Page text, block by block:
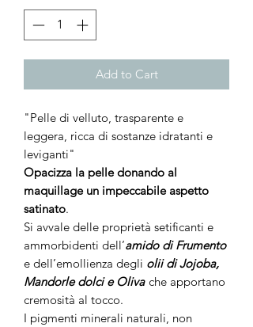
Add to Cart
"Pelle di velluto, trasparente e
leggera, ricca di sostanze idratanti e
leviganti"
Opacizza la pelle donando al
maquillage un impeccabile aspetto
satinato.
Si avvale delle proprietà setificanti e
ammorbidenti dell’amido di Frumento
e dell’emollienza degli olii di Jojoba,
Mandorle dolci e Oliva che apportano
cremosità al tocco.
I pigmenti minerali naturali, non